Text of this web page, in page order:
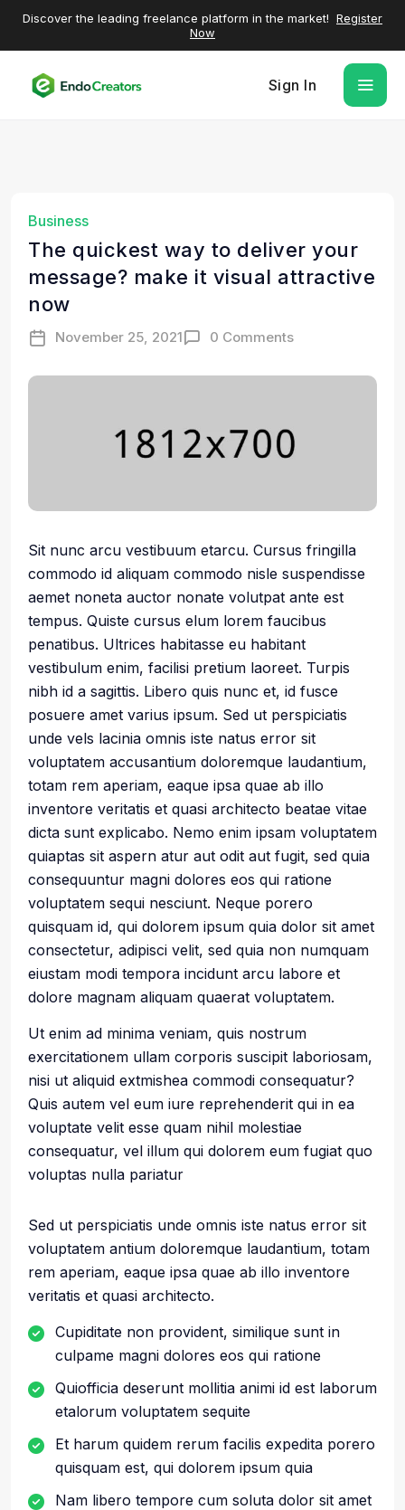
Discover the leading freelance platform in the market! Register
Now
Sign In
Business
The quickest way to deliver your
message? make it visual attractive
now
November 25, 2021 0 Comments
Sit nunc arcu vestibuum etarcu. Cursus fringilla
commodo id aliquam commodo nisle suspendisse
aemet noneta auctor nonate volutpat ante est
tempus. Quiste cursus elum lorem faucibus
penatibus. Ultrices habitasse eu habitant
vestibulum enim, facilisi pretium laoreet. Turpis
nibh id a sagittis. Libero quis nunc et, id fusce
posuere amet varius ipsum. Sed ut perspiciatis
unde vels lacinia omnis iste natus error sit
voluptatem accusantium doloremque laudantium,
totam rem aperiam, eaque ipsa quae ab illo
inventore veritatis et quasi architecto beatae vitae
dicta sunt explicabo. Nemo enim ipsam voluptatem
quiaptas sit aspern atur aut odit aut fugit, sed quia
consequuntur magni dolores eos qui ratione
voluptatem sequi nesciunt. Neque porero
quisquam id, qui dolorem ipsum quia dolor sit amet
consectetur, adipisci velit, sed quia non numquam
eiustam modi tempora incidunt arcu labore et
dolore magnam aliquam quaerat voluptatem.
Ut enim ad minima veniam, quis nostrum
exercitationem ullam corporis suscipit laboriosam,
nisi ut aliquid extmishea commodi consequatur?
Quis autem vel eum iure reprehenderit qui in ea
voluptate velit esse quam nihil molestiae
consequatur, vel illum qui dolorem eum fugiat quo
voluptas nulla pariatur
Sed ut perspiciatis unde omnis iste natus error sit
voluptatem antium doloremque laudantium, totam
rem aperiam, eaque ipsa quae ab illo inventore
veritatis et quasi architecto.
Cupiditate non provident, similique sunt in
culpame magni dolores eos qui ratione
Quiofficia deserunt mollitia animi id est laborum
etalorum voluptatem sequite
Et harum quidem rerum facilis expedita porero
quisquam est, qui dolorem ipsum quia
Nam libero tempore cum soluta dolor sit amet